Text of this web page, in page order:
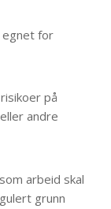
for
på
andre
arbeid skal
grunn